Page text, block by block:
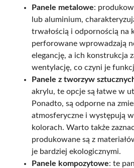
Panele metalowe:
lub aluminium,
trwałością i odpornością na
perforowane wprowadzają
elegancję, a ich konstrukcja
wentylację, co czyni je
Panele z tworzyw
akrylu, te opcje są łatwe w
Ponadto, są odporne na
atmosferyczne i występują
kolorach. Warto także
produkowane są z
je bardziej ekologicznymi.
Panele kompozytowe: te